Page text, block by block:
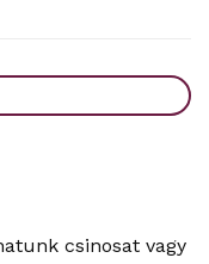
csinosat vagy